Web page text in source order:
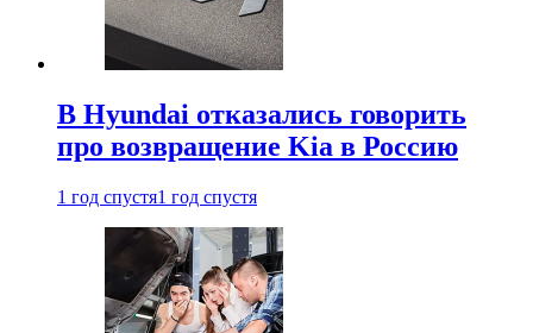
В Hyundai отказались говорить
про возвращение Kia в Россию
1 год спустя1 год спустя